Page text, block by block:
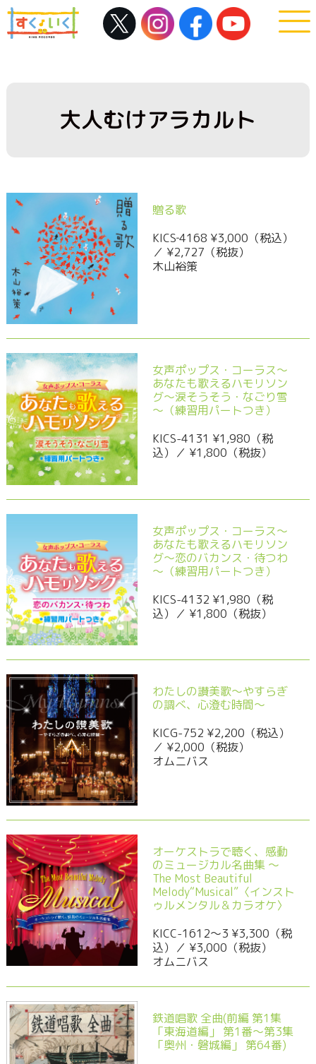
大人むけアラカルト
贈る歌
KICS‐4168 ¥3,000（税込）
／ ¥2,727（税抜）
木山裕策
女声ポップス・コーラス～
あなたも歌えるハモリソン
グ～涙そうそう・なごり雪
～（練習用パートつき）
KICS-4131 ¥1,980（税
込）／ ¥1,800（税抜）
女声ポップス・コーラス～
あなたも歌えるハモリソン
グ～恋のバカンス・待つわ
～（練習用パートつき）
KICS-4132 ¥1,980（税
込）／ ¥1,800（税抜）
わたしの讃美歌～やすらぎ
の調べ、心澄む時間～
KICG-752 ¥2,200（税込）
／ ¥2,000（税抜）
オムニバス
オーケストラで聴く、感動
のミュージカル名曲集 〜
The Most Beautiful
Melody“Musical”〈インスト
ゥルメンタル＆カラオケ〉
KICC-1612～3 ¥3,300（税
込）／ ¥3,000（税抜）
オムニバス
鉄道唱歌 全曲(前編 第1集
「東海道編」 第1番～第3集
「奥州・磐城編」 第64番)